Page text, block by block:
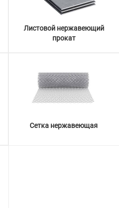
Листовой нержавеющий
прокат
Сетка нержавеющая